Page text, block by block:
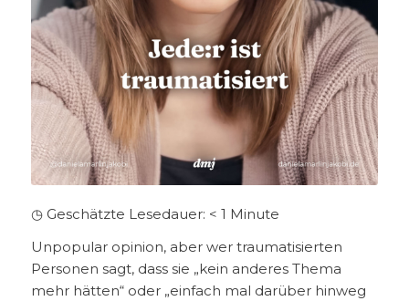
◷ Geschätzte Lesedauer: < 1 Minute
Unpopular opinion, aber wer traumatisierten
Personen sagt, dass sie „kein anderes Thema
mehr hätten“ oder „einfach mal darüber hinweg